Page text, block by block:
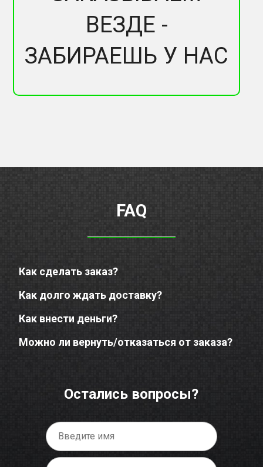
ВЕЗДЕ -
ЗАБИРАЕШЬ У НАС
FAQ
Как сделать заказ?
Как долго ждать доставку?
Как внести деньги?
Можно ли вернуть/отказаться от заказа?
Остались вопросы?